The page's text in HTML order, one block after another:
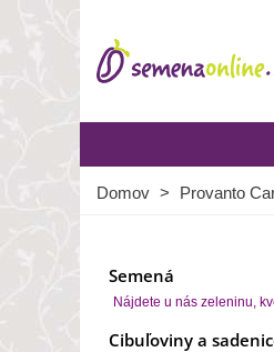
Domov > Provanto
Semená
Nájdete u nás zeleninu,
Cibuľoviny a